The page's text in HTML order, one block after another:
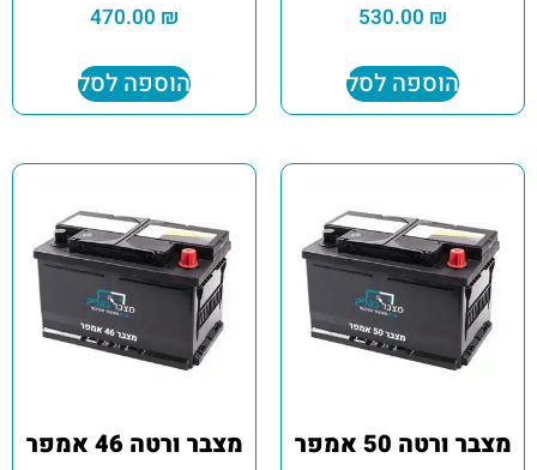
530.00 ₪
הוספה לסל
470.00 ₪
הוספה לסל
מצבר ורטה 50 אמפר מצבר ורטה 46 אמפר